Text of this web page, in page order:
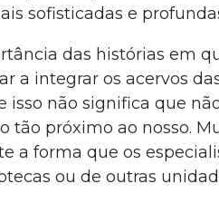
sofisticadas e
das histórias em
a integrar os acervos
isso não significa que
tão próximo ao nosso.
a forma que os
ou de outras